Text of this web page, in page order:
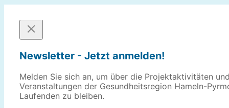
Newsletter - Jetzt anmelden!
Melden Sie sich an, um über die Projektaktivitäten
Veranstaltungen der Gesundheitsregion Hameln-
Laufenden zu bleiben.